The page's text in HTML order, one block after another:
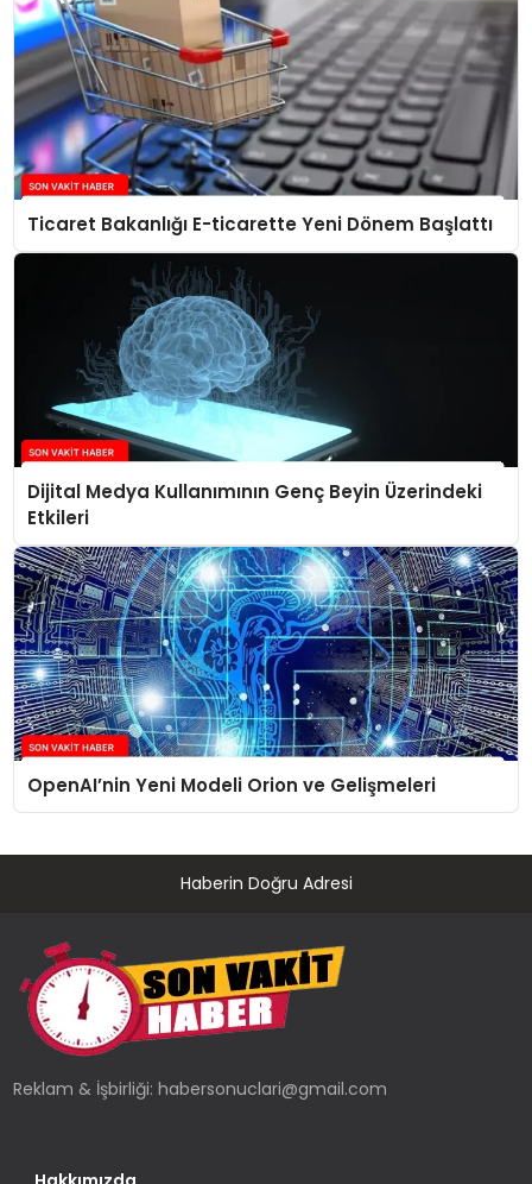
Ticaret Bakanlığı E-ticarette Yeni Dönem Başlattı
Dijital Medya Kullanımının Genç Beyin Üzerindeki
Etkileri
OpenAI’nin Yeni Modeli Orion ve Gelişmeleri
Haberin Doğru Adresi
Reklam & İşbirliği:habersonuclari@gmail.com